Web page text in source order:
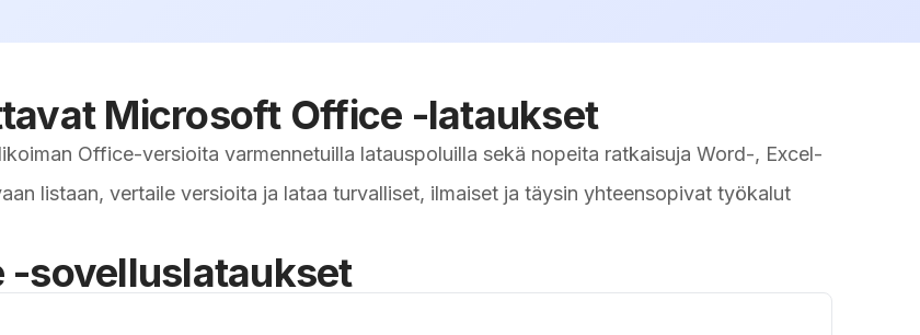
Microsoft Office -lataukset
Office-versioita varmennetuilla latauspoluilla sekä nopeita ratkaisuja Word-, Excel-
listaan, vertaile versioita ja lataa turvalliset, ilmaiset ja täysin yhteensopivat työkalut
sovelluslataukset